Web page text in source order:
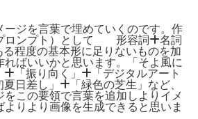
ージを言葉で埋めていくのです。作
ロンプト）として 形容詞+名詞
程度の基本形に足りないものを加
ればいいかと思います。「そよ風に
「振り向く」+「デジタルアート
日差し」+「緑色の芝生」など、
をこの要領で言葉を追加しよりイメ
りより画像を生成できると思いま